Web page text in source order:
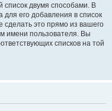
список двумя способами. В
для его добавления в список
сделать это прямо из вашего
имени пользователя. Вы
списков на той